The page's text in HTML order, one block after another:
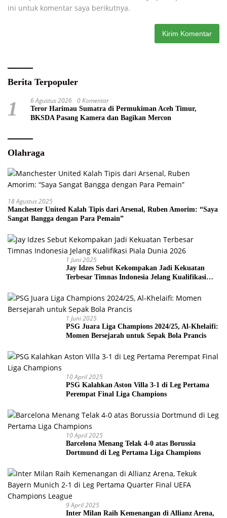
ini untuk komentar saya berikutnya.
Berita Terpopuler
1 6 Agustus 2026 0 Komentar
Teror Harimau Sumatra di Permukiman Aceh Timur,
BKSDA Pasang Kamera dan Bagikan Mercon
Olahraga
18 Agustus 2025
Manchester United Kalah Tipis dari Arsenal, Ruben Amorim: “Saya
Sangat Bangga dengan Para Pemain”
1 Juni 2025
Jay Idzes Sebut Kekompakan Jadi Kekuatan
Terbesar Timnas Indonesia Jelang Kualifikasi
1 Juni 2025
PSG Juara Liga Champions 2024/25, Al-Khelaifi:
Momen Bersejarah untuk Sepak Bola Prancis
10 April 2025
PSG Kalahkan Aston Villa 3-1 di Leg Pertama
Perempat Final Liga Champions
10 April 2025
Barcelona Menang Telak 4-0 atas Borussia
Dortmund di Leg Pertama Liga Champions
9 April 2025
Inter Milan Raih Kemenangan di Allianz Arena,